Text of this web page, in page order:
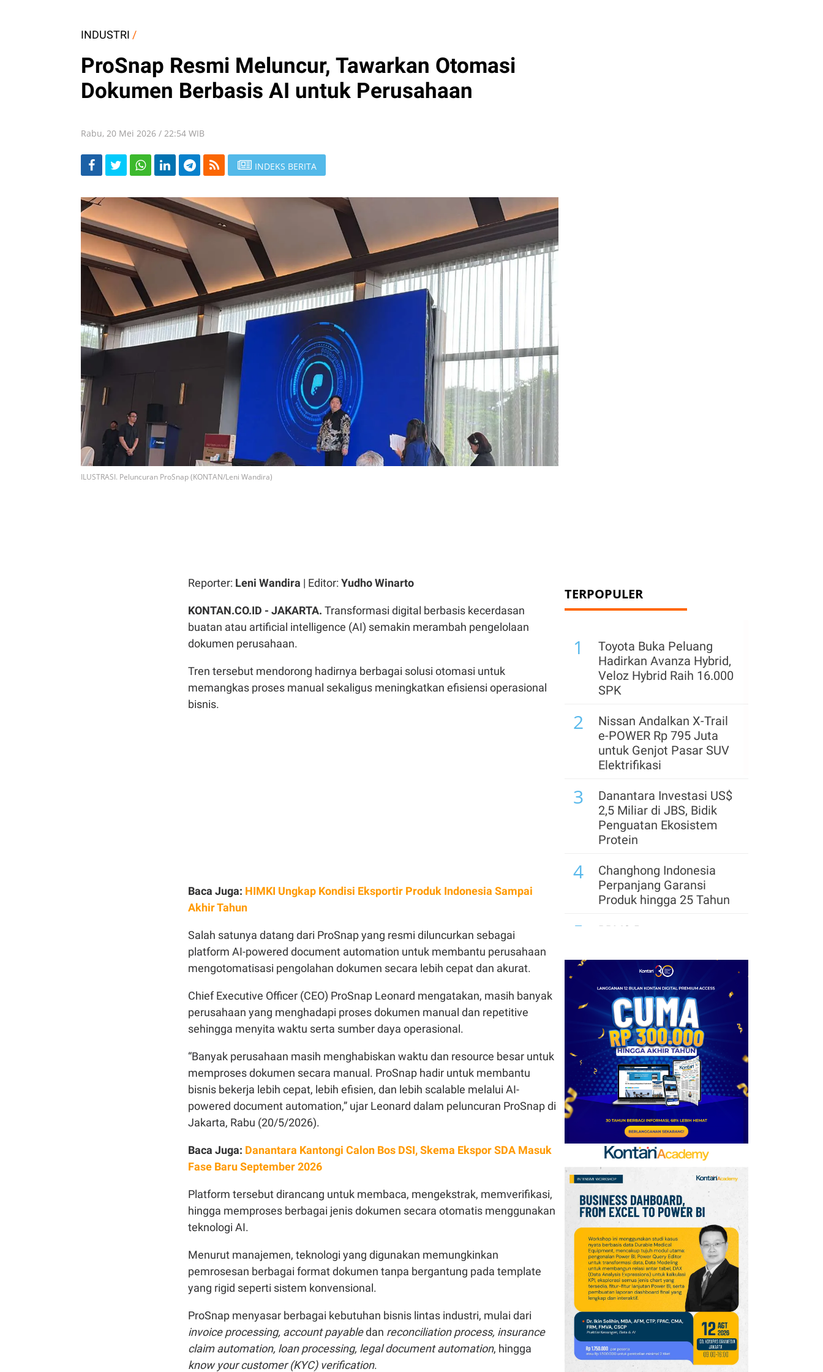
INDUSTRI /
ProSnap Resmi Meluncur, Tawarkan Otomasi
Dokumen Berbasis AI untuk Perusahaan
Rabu, 20 Mei 2026 / 22:54 WIB
INDEKS BERITA
ILUSTRASI. Peluncuran ProSnap (KONTAN/Leni Wandira)
Reporter: Leni Wandira | Editor: Yudho Winarto
KONTAN.CO.ID - JAKARTA. Transformasi digital berbasis kecerdasan
buatan atau artificial intelligence (AI) semakin merambah pengelolaan
dokumen perusahaan.
Tren tersebut mendorong hadirnya berbagai solusi otomasi untuk
memangkas proses manual sekaligus meningkatkan efisiensi operasional
bisnis.
Baca Juga: HIMKI Ungkap Kondisi Eksportir Produk Indonesia Sampai
Akhir Tahun
Salah satunya datang dari ProSnap yang resmi diluncurkan sebagai
platform AI-powered document automation untuk membantu perusahaan
mengotomatisasi pengolahan dokumen secara lebih cepat dan akurat.
Chief Executive Officer (CEO) ProSnap Leonard mengatakan, masih banyak
perusahaan yang menghadapi proses dokumen manual dan repetitive
sehingga menyita waktu serta sumber daya operasional.
“Banyak perusahaan masih menghabiskan waktu dan resource besar untuk
memproses dokumen secara manual. ProSnap hadir untuk membantu
bisnis bekerja lebih cepat, lebih efisien, dan lebih scalable melalui AI-
powered document automation,” ujar Leonard dalam peluncuran ProSnap di
Jakarta, Rabu (20/5/2026).
Baca Juga: Danantara Kantongi Calon Bos DSI, Skema Ekspor SDA Masuk
Fase Baru September 2026
Platform tersebut dirancang untuk membaca, mengekstrak, memverifikasi,
hingga memproses berbagai jenis dokumen secara otomatis menggunakan
teknologi AI.
Menurut manajemen, teknologi yang digunakan memungkinkan
pemrosesan berbagai format dokumen tanpa bergantung pada template
yang rigid seperti sistem konvensional.
ProSnap menyasar berbagai kebutuhan bisnis lintas industri, mulai dari
invoice processing, account payabledan reconciliation process, insurance
claim automation, loan processing, legal document automation, hingga
know your customer (KYC) verification.
TERPOPULER
1
Toyota Buka Peluang
Hadirkan Avanza Hybrid,
Veloz Hybrid Raih 16.000
SPK
2
Nissan Andalkan X-Trail
e-POWER Rp 795 Juta
untuk Genjot Pasar SUV
Elektrifikasi
3
Danantara Investasi US$
2,5 Miliar di JBS, Bidik
Penguatan Ekosistem
Protein
4
Changhong Indonesia
Perpanjang Garansi
Produk hingga 25 Tahun
5
BRMS Percepat
Standarkan Hampir 100
Proses Bisnis
6
Telkom Rampungkan
Spin-Off InfraCo Tahap 2,
InfraNexia Perkuat
Wholesale Connectivity
7
STARFINDO Bidik
Perluasan Investasi dan
Pasar Global untuk
Startup Industri
Kimia Farma Raup Laba
Rp 54,07 Miliar di
Semester I-2026, Ini
Pendorongnya